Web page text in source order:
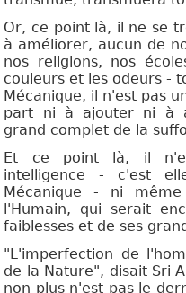
Or, ce point là, il ne se
à améliorer, aucun de
nos religions, nos
couleurs et les odeurs -
Mécanique, il n'est pas
part ni à ajouter ni à
grand complet de la
Et ce point là, il
intelligence - c'est
Mécanique - ni
l'Humain, qui serait
faiblesses et de ses
"L'imperfection de
de la Nature", disait Sri
non plus n'est pas le